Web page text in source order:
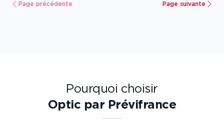
Page précédente Page suivante
Pourquoi choisir
Optic par Prévifrance